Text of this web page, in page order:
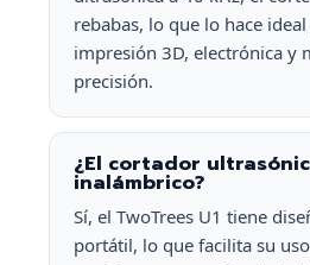
rebabas, lo que lo hace
impresión 3D, electrónica y
precisión.
¿El cortador
inalámbrico?
Sí, el TwoTrees U1 tiene
portátil, lo que facilita su